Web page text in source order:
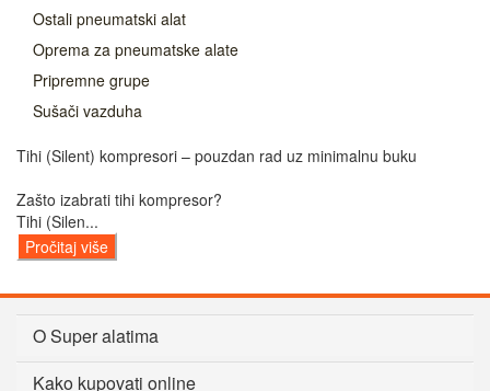
Ostali pneumatski alat
Oprema za pneumatske alate
Pripremne grupe
Sušači vazduha
Tihi (Silent) kompresori – pouzdan rad uz minimalnu buku
Zašto izabrati tihi kompresor?
Tihi (Silen...
Pročitaj više
O Super alatima
Kako kupovati online